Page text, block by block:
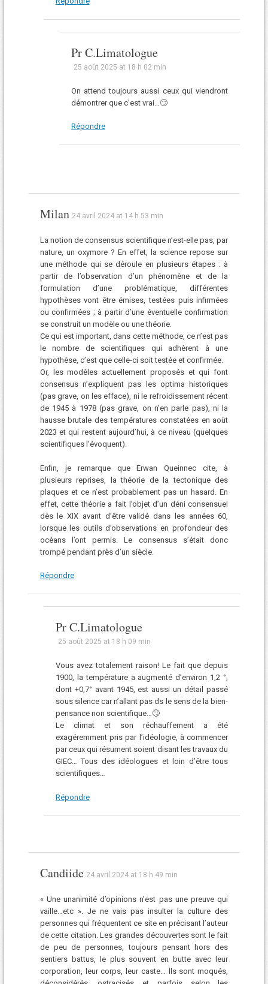
Pr C.Limatologue
25 août 2025 at 18 h 02 min
On attend toujours aussi ceux qui viendront
démontrer que c’est vrai…🙄
Répondre
Milan 24 avril 2024 at 14 h 53 min
La notion de consensus scientifique n’est-elle pas, par
nature, un oxymore ? En effet, la science repose sur
une méthode qui se déroule en plusieurs étapes : à
partir de l’observation d’un phénomène et de la
formulation d’une problématique, différentes
hypothèses vont être émises, testées puis infirmées
ou confirmées ; à partir d’une éventuelle confirmation
se construit un modèle ou une théorie.
Ce qui est important, dans cette méthode, ce n’est pas
le nombre de scientifiques qui adhèrent à une
hypothèse, c’est que celle-ci soit testée et confirmée.
Or, les modèles actuellement proposés et qui font
consensus n’expliquent pas les optima historiques
(pas grave, on les efface), ni le refroidissement récent
de 1945 à 1978 (pas grave, on n’en parle pas), ni la
hausse brutale des températures constatées en août
2023 et qui restent aujourd’hui, à ce niveau (quelques
scientifiques l’évoquent).
Enfin, je remarque que Erwan Queinnec cite, à
plusieurs reprises, la théorie de la tectonique des
plaques et ce n’est probablement pas un hasard. En
effet, cette théorie a fait l’objet d’un déni consensuel
dès le XIX avant d’être validé dans les années 60,
lorsque les outils d’observations en profondeur des
océans l’ont permis. Le consensus s’était donc
trompé pendant près d’un siècle.
Répondre
Pr C.Limatologue
25 août 2025 at 18 h 09 min
Vous avez totalement raison! Le fait que depuis
1900, la température a augmenté d’environ 1,2 °,
dont +0,7° avant 1945, est aussi un détail passé
sous silence car n’allant pas ds le sens de la bien-
pensance non scientifique…🙄
Le climat et son réchauffement a été
exagéremment pris par l’idéologie, à commencer
par ceux qui résument soient disant les travaux du
GIEC… Tous des idéologues et loin d’être tous
scientifiques…
Répondre
Candiide 24 avril 2024 at 18 h 49 min
« Une unanimité d’opinions n’est pas une preuve qui
vaille…etc ». Je ne vais pas insulter la culture des
personnes qui fréquentent ce site en précisant l’auteur
de cette citation. Les grandes découvertes sont le fait
de peu de personnes, toujours pensant hors des
sentiers battus, le plus souvent en butte avec leur
corporation, leur corps, leur caste… Ils sont moqués,